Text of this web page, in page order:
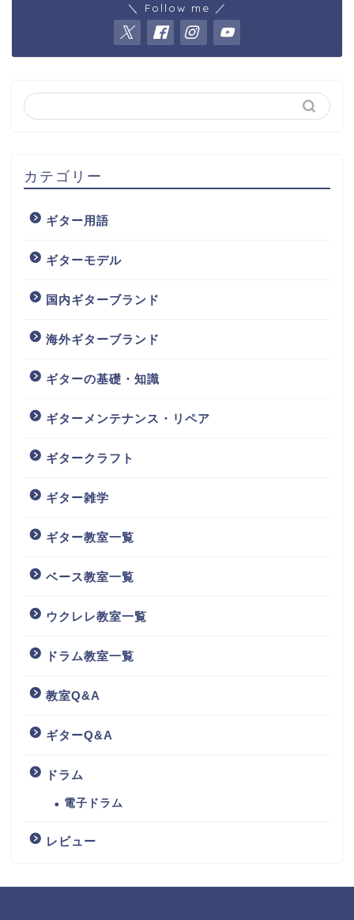
＼ Follow me ／
カテゴリー
ギター用語
ギターモデル
国内ギターブランド
海外ギターブランド
ギターの基礎・知識
ギターメンテナンス・リペア
ギタークラフト
ギター雑学
ギター教室一覧
ベース教室一覧
ウクレレ教室一覧
ドラム教室一覧
教室Q&A
ギターQ&A
ドラム
電子ドラム
レビュー